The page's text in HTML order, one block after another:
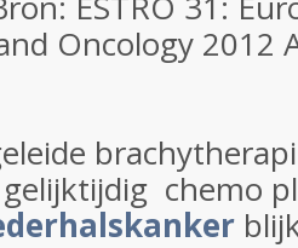
Oncology 2012
chemo